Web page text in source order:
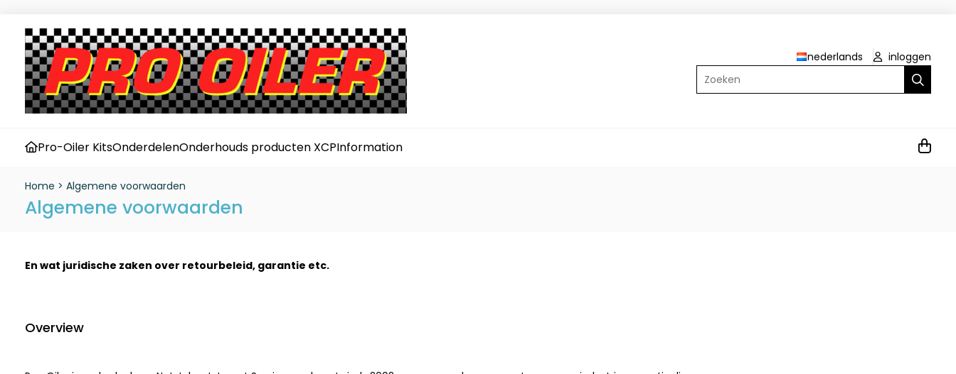
nederlands
inloggen
Zoeken
Pro-Oiler KitsOnderdelenOnderhouds producten XCPInformation
Home > Algemene voorwaarden
Algemene voorwaarden
En wat juridische zaken over retourbeleid, garantie etc.
Overview